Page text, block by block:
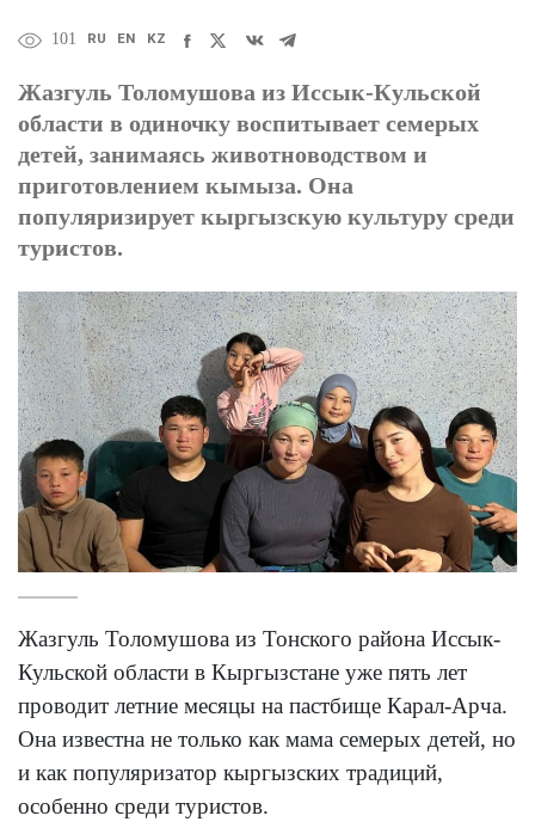
101 RU EN KZ
Жазгуль Толомушова из Иссык-Кульской
области в одиночку воспитывает семерых
детей, занимаясь животноводством и
приготовлением кымыза. Она
популяризирует кыргызскую культуру среди
туристов.
Жазгуль Толомушова из Тонского района Иссык-
Кульской области в Кыргызстане уже пять лет
проводит летние месяцы на пастбище Карал-Арча.
Она известна не только как мама семерых детей, но
и как популяризатор кыргызских традиций,
особенно среди туристов.